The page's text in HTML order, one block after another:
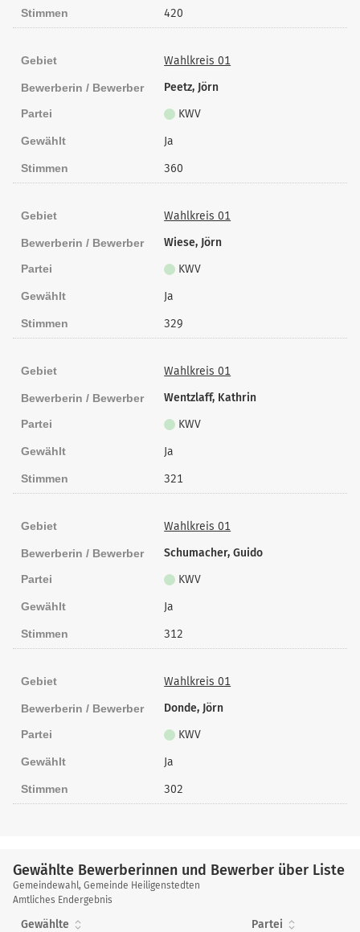
Stimmen 420
Gebiet Wahlkreis 01
Bewerberin / Bewerber Peetz, Jörn
Partei KWV
Gewählt Ja
Stimmen 360
Gebiet Wahlkreis 01
Bewerberin / Bewerber Wiese, Jörn
Partei KWV
Gewählt Ja
Stimmen 329
Gebiet Wahlkreis 01
Bewerberin / Bewerber Wentzlaff, Kathrin
Partei KWV
Gewählt Ja
Stimmen 321
Gebiet Wahlkreis 01
Bewerberin / Bewerber Schumacher, Guido
Partei KWV
Gewählt Ja
Stimmen 312
Gebiet Wahlkreis 01
Bewerberin / Bewerber Donde, Jörn
Partei KWV
Gewählt Ja
Stimmen 302
Gewählte Bewerberinnen und Bewerber über Liste
Gewählte
Bewerberinnen
und
Gemeindewahl, Gemeinde Heiligenstedten
Amtliches Endergebnis
Gewählte Partei